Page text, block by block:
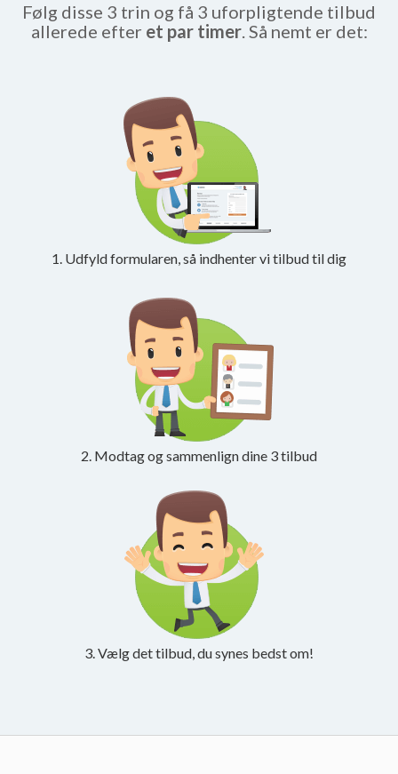
Følg disse 3 trin og få 3 uforpligtende tilbud
allerede efter et par timer. Så nemt er det:
1. Udfyld formularen, så indhenter vi tilbud til dig
2. Modtag og sammenlign dine 3 tilbud
3. Vælg det tilbud, du synes bedst om!